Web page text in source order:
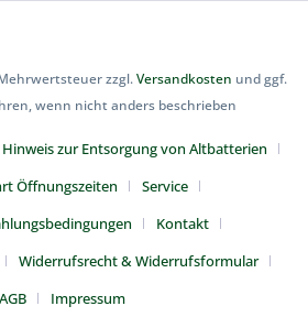
zzgl.Versandkosten und ggf.
wenn nicht anders beschrieben
Hinweis zur Entsorgung von Altbatterien
Öffnungszeiten
Service
Kontakt
Widerrufsrecht & Widerrufsformular
AGB
Impressum